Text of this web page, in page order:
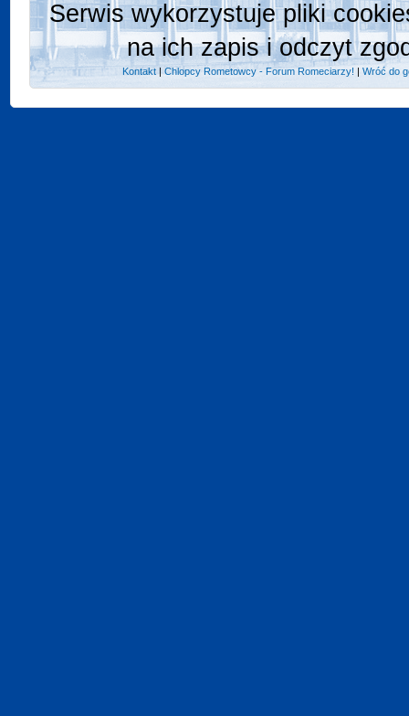
Serwis wykorzystuje pliki
na ich zapis i odczyt
Kontakt |Chlopcy Rometowcy - Forum Romeciarzy! |Wróć do